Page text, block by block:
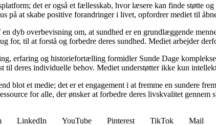
det er også et fællesskab, hvor læsere kan finde støtte
på at skabe positive forandringer i livet, opfordrer mediet til
en dyb overbevisning om, at sundhed er en grundlæggende
for, til at forstå og forbedre deres sundhed. Mediet arbejder
erfaring og historiefortælling formidler Sunde Dage
til deres individuelle behov. Mediet understøtter ikke kun
blot et medie; det er et engagement i at fremme en sundere
for alle, der ønsker at forbedre deres livskvalitet gennem
LinkedIn YouTube Pinterest TikTok Mail